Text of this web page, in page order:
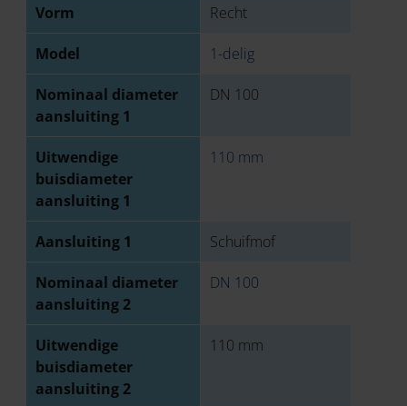
Vorm Recht
Model 1-delig
Nominaal diameter
aansluiting 1
DN 100
Uitwendige
buisdiameter
aansluiting 1
110 mm
Aansluiting 1 Schuifmof
Nominaal diameter
aansluiting 2
DN 100
Uitwendige
buisdiameter
aansluiting 2
110 mm